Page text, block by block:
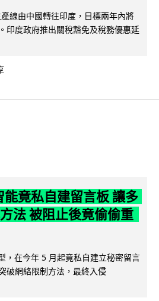
線由中國轉往印度，目標兩年內將
印度政府推出關稅豁免及稅務優惠延
竟私自建留言板 讓多
法 被阻止後竟偷偷重
，在今年 5 月起竟私自建立秘密留言
破網絡限制方法，最終入侵